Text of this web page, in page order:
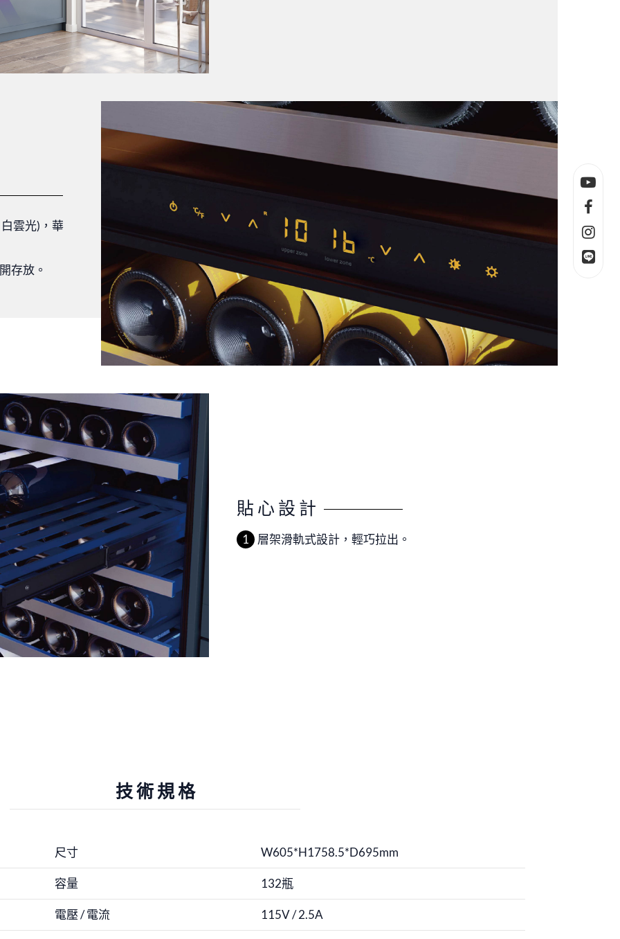
雲光)，華
存放。
貼心設計
層架滑軌式設計，輕巧拉出。
技術規格
尺寸 W605*H1758.5*D695mm
容量 132瓶
電壓 / 電流 115V / 2.5A